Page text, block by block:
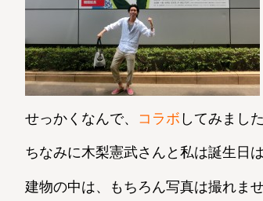
せっかくなんで、 コラボ してみまし
ちなみに木梨憲武さんと私は誕生日
建物の中は、もちろん写真は撮れま